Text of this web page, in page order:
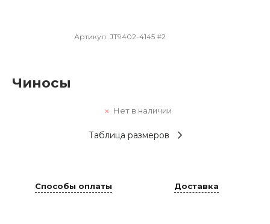
Артикул: JT9402-4145 #2
Чиносы
Нет в наличии
Таблица размеров
Способы оплаты Доставка